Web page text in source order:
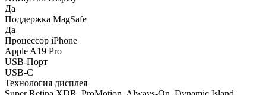
Да
Поддержка MagSafe
Да
Процессор iPhone
Apple A19 Pro
USB-Порт
USB-C
Технология дисплея